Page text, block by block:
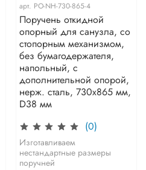
арт. PO-NH-730-865-4
Поручень откидной
опорный для санузла, со
стопорным механизмом,
без бумагодержателя,
напольный, с
дополнительной опорой,
нерж. сталь, 730x865 мм,
D38 мм
(0)
Изготавливаем
нестандартные размеры
поручней